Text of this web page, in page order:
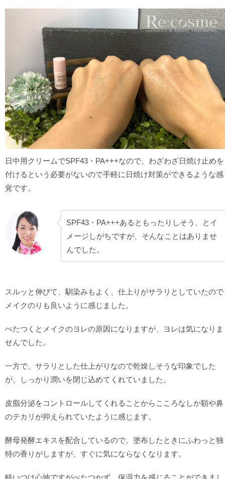
日中用クリームでSPF43・PA+++なので、わざわざ日焼け止めを
付けるという必要がないので手軽に日焼け対策ができるような感
覚です。
SPF43・PA+++あるともったりしそう、とイ
メージしがちですが、そんなことはありませ
んでした。
スルッと伸びて、馴染みもよく、仕上りがサラリとしていたので
メイクのりも良いように感じました。
べたつくとメイクのヨレの原因になりますが、ヨレは気になりま
せんでした。
一方で、サラリとした仕上がりなので乾燥しそうな印象でした
が、しっかり潤いを閉じ込めてくれていました。
皮脂分泌をコントロールしてくれることからこころなしか額や鼻
のテカリが抑えられていたように感じます。
酵母発酵エキスを配合しているので、塗布したときにふわっと独
特の香りがしますが、すぐに気にならなくなります。
軽いつけ心地ですがべたつかず、保湿力を感じることができまし